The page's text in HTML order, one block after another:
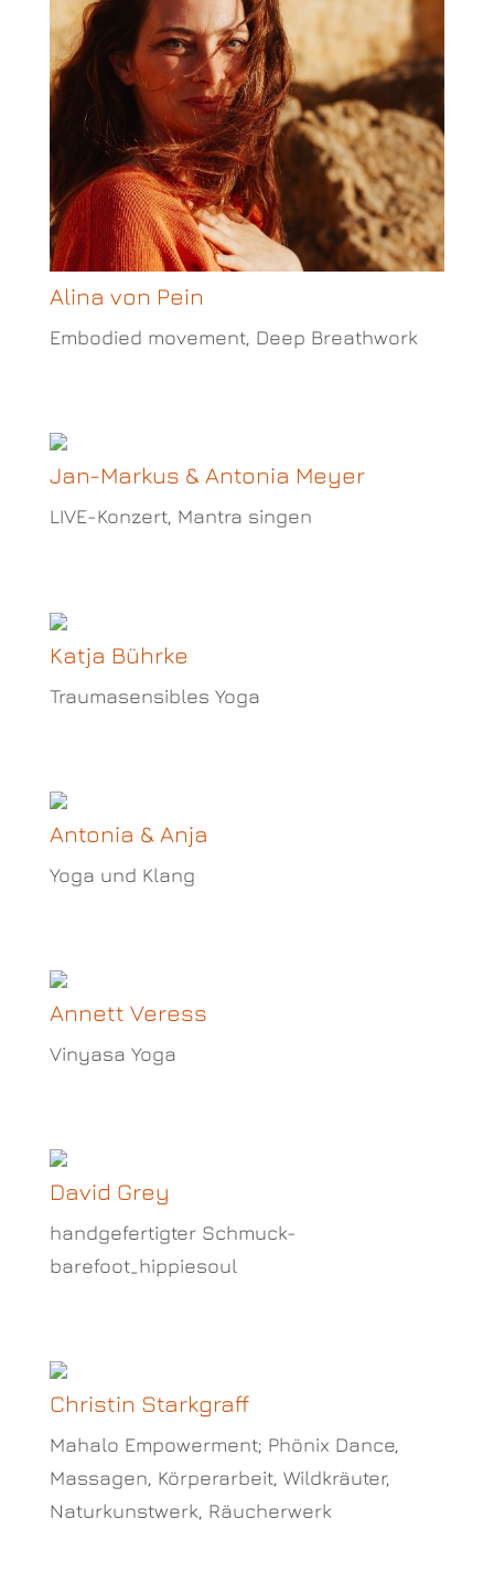
Alina von Pein
Embodied movement, Deep Breathwork
Jan-Markus & Antonia Meyer
LIVE-Konzert, Mantra singen
Katja Bührke
Traumasensibles Yoga
Antonia & Anja
Yoga und Klang
Annett Veress
Vinyasa Yoga
David Grey
handgefertigter Schmuck-
barefoot_hippiesoul
Christin Starkgraff
Mahalo Empowerment; Phönix Dance,
Massagen, Körperarbeit, Wildkräuter,
Naturkunstwerk, Räucherwerk